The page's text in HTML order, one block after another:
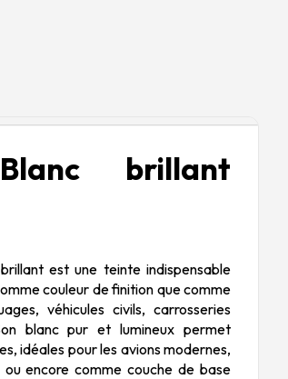
brillant
est une teinte indispensable
couleur de finition que comme
véhicules civils, carrosseries
blanc pur et lumineux permet
idéales pour les avions modernes,
encore comme couche de base